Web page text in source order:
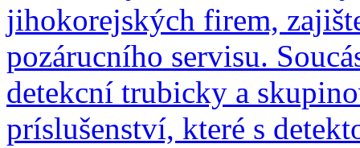
jihokorejských firem,
pozárucního servisu.
detekcní trubicky a
príslušenství, které s